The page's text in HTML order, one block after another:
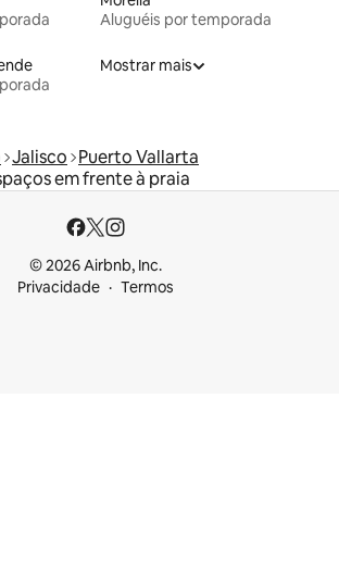
Aluguéis por temporada
Mostrar mais
Jalisco Puerto Vallarta
em frente à praia
© 2026 Airbnb, Inc.
Privacidade
Termos